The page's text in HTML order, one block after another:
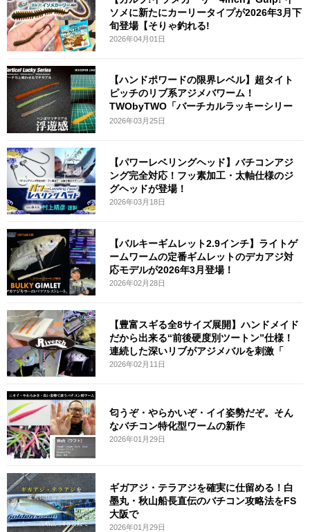
ソメに新たにカーリータイプが2026年3月下
旬登場【そりゃ釣れる!
2026年04月01日
【ハンドポワードの限界レベル】超タイト
ピッチのリブ系アジメバワーム！
TWObyTWO「バーチカルラッキーシリー
ズ」の
2026年03月25日
【パワーレベリングヘッド】バチコンアジ
ング完全対応！フッ素加工・太軸仕様のジ
グヘッドが登場！
2026年03月18日
【バルキーギムレット2.9インチ】ライトゲ
ームワームの定番ギムレットのデカアジ対
応モデルが2026年3月登場！
2026年02月28日
【豊富スギる全8サイズ展開】ハンドメイド
だから出来る“前後硬度別ツートン”仕様！
連続した深いリブがアジメバルを刺激「
2026年02月11日
匂うぞ・やらかいぞ・イイ姿勢だぞ。そん
なバチコン特化型ワームの新作
2026年01月29日
ギガアジ・テラアジを確実に仕留める！白
墨丸・秋山船長直伝のバチコン攻略法をFS
大阪で
2026年01月29日